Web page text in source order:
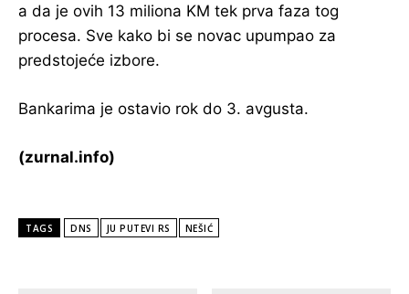
a da je ovih 13 miliona KM tek prva faza tog
procesa. Sve kako bi se novac upumpao za
predstojeće izbore.
Bankarima je ostavio rok do 3. avgusta.
(zurnal.info)
TAGS DNS JU PUTEVI RS NEŠIĆ